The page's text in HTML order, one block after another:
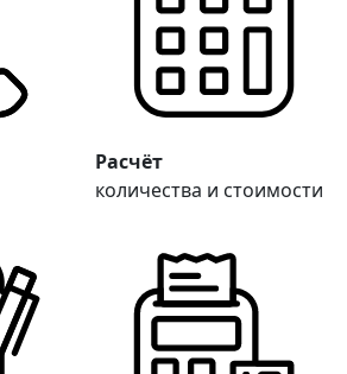
Расчёт
количества и стоимости